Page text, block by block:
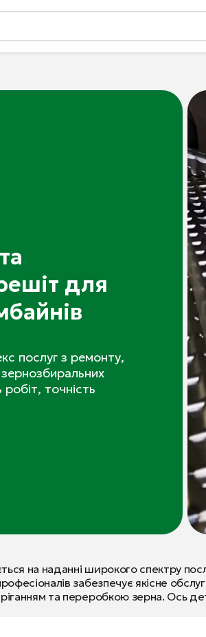
для
послуг з ремонту,
точність
на наданні широкого спектру
забезпечує якісне
та переробкою зерна. Ось